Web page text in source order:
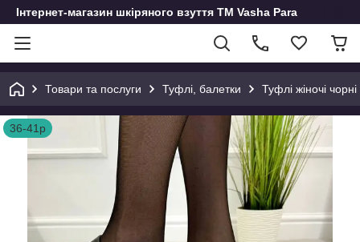
Інтернет-магазин шкіряного взуття ТМ Vasha Para
Товари та послуги Туфлі, балетки Туфлі жіночі
36-41р